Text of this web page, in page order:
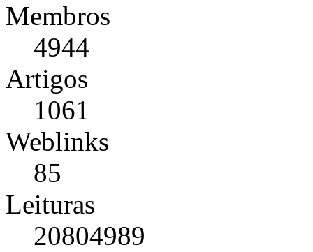
Membros
4944
Artigos
1061
Weblinks
85
Leituras
20804989